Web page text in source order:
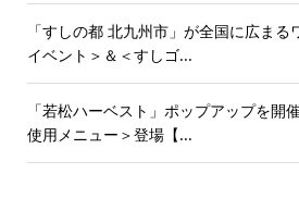
「すしの都 北九州市」が全国に広ま
イベント＞＆＜すしゴ...
「若松ハーベスト」ポップアップを
使用メニュー＞登場【...